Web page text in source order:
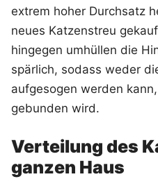
extrem hoher Durchsatz
neues Katzenstreu
hingegen umhüllen die
spärlich, sodass weder
aufgesogen werden
gebunden wird.
Verteilung des
ganzen Haus